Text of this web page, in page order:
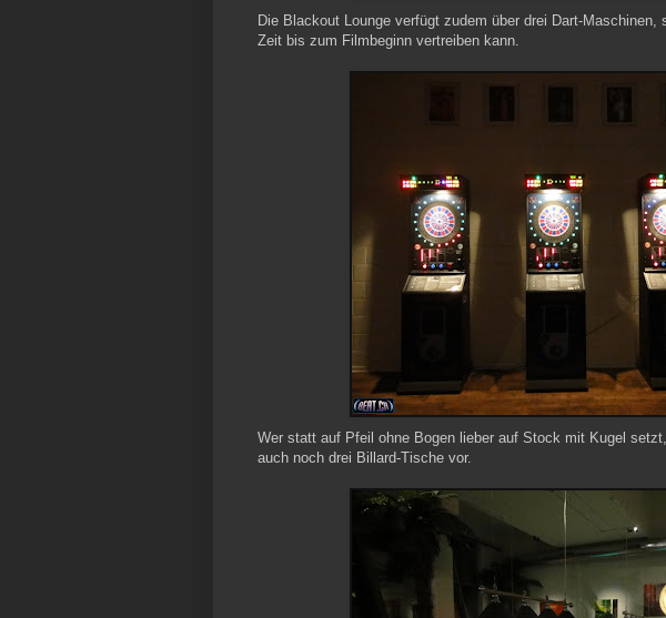
Die Blackout Lounge verfügt zudem über drei Dart-
Zeit bis zum Filmbeginn vertreiben kann.
Wer statt auf Pfeil ohne Bogen lieber auf Stock mit Kugel
auch noch drei Billard-Tische vor.